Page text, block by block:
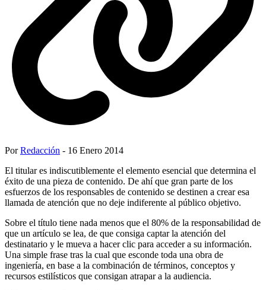
PorRedacción - 16 Enero 2014
El titular es indiscutiblemente el elemento esencial que determina el
éxito de una pieza de contenido. De ahí que gran parte de los
esfuerzos de los responsables de contenido se destinen a crear esa
llamada de atención que no deje indiferente al público objetivo.
Sobre el título tiene nada menos que el 80% de la responsabilidad de
que un artículo se lea, de que consiga captar la atención del
destinatario y le mueva a hacer clic para acceder a su información.
Una simple frase tras la cual que esconde toda una obra de
ingeniería, en base a la combinación de términos, conceptos y
recursos estilísticos que consigan atrapar a la audiencia.